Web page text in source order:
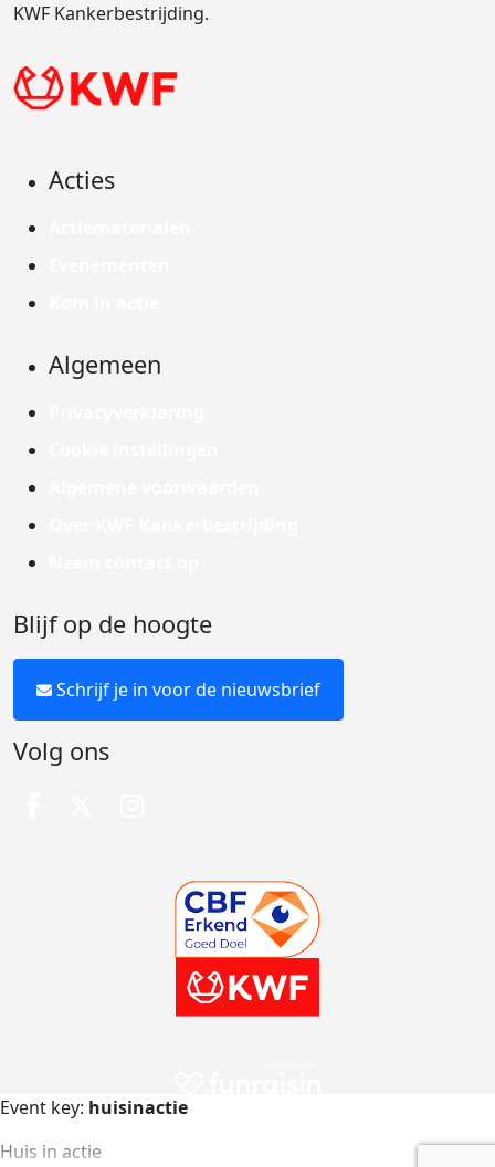
KWF Kankerbestrijding.
Acties
Algemeen
Blijf op de hoogte
Schrijf je in voor de nieuwsbrief
Volg ons
Event key: huisinactie
Huis in actie